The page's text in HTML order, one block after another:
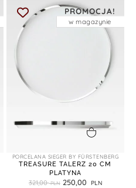
PROMOCJA!
PORCELANA SIEGER BY FÜRSTENBERG
TREASURE TALERZ 20 CM
PLATYNA
321,00
250,00
w magazynie